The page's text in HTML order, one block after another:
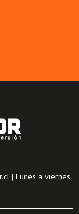
| Lunes a viernes